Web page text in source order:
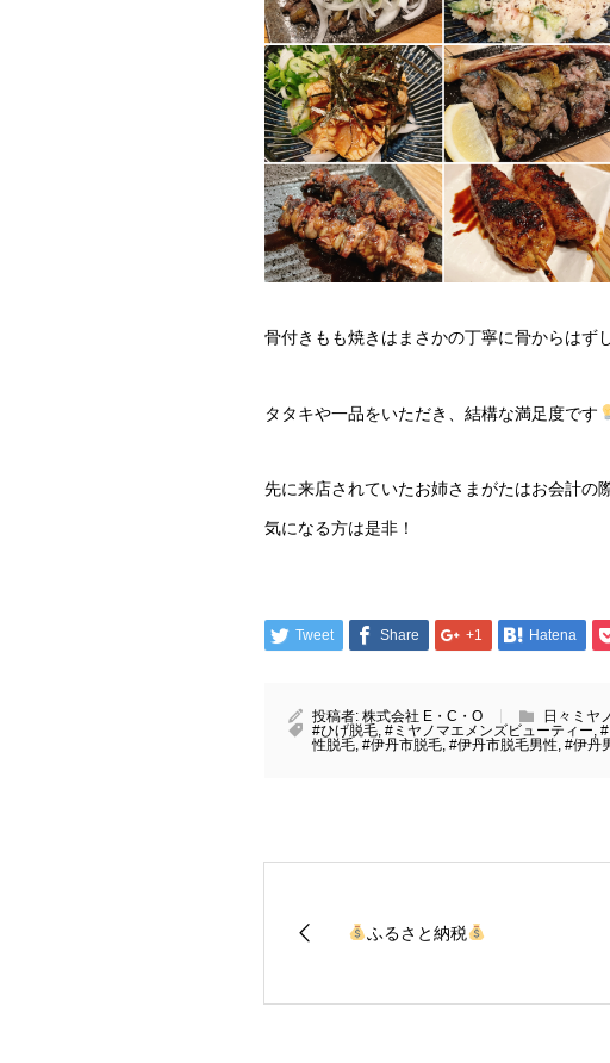
骨付きもも焼きはまさかの丁寧に骨からはず
タタキや一品をいただき、結構な満足度です
先に来店されていたお姉さまがたはお会計の
気になる方は是非！
Tweet Share +1 Hatena
投稿者: 株式会社 E・C・O
日々ミヤ
#ひげ脱毛, #ミヤノマエメンズビューティー,
性脱毛, #伊丹市脱毛, #伊丹市脱毛男性, #伊丹
ふるさと納税